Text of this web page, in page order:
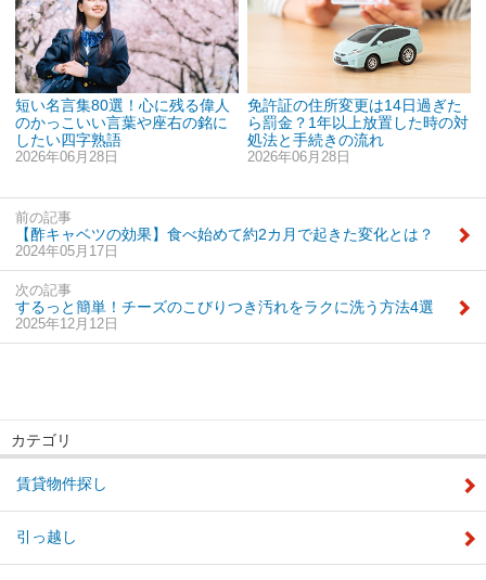
短い名言集80選！心に残る偉人
のかっこいい言葉や座右の銘に
したい四字熟語
2026年06月28日
免許証の住所変更は14日過ぎた
ら罰金？1年以上放置した時の対
処法と手続きの流れ
2026年06月28日
前の記事
【酢キャベツの効果】食べ始めて約2カ月で起きた変化とは？
2024年05月17日
次の記事
するっと簡単！チーズのこびりつき汚れをラクに洗う方法4選
2025年12月12日
カテゴリ
賃貸物件探し
引っ越し